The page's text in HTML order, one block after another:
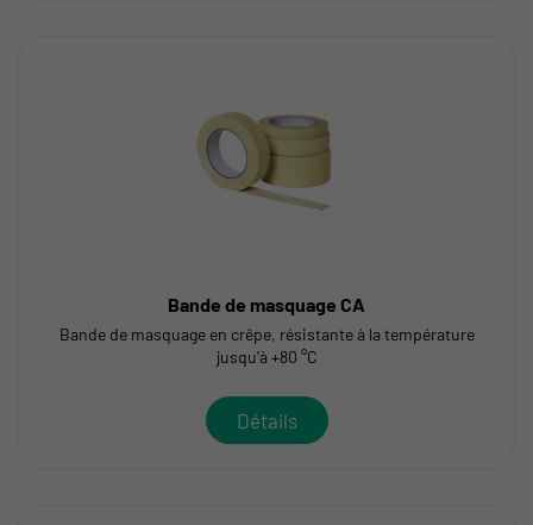
Bande de masquage CA
Bande de masquage en crêpe, résistante à la température
jusqu'à +80 °C
Détails